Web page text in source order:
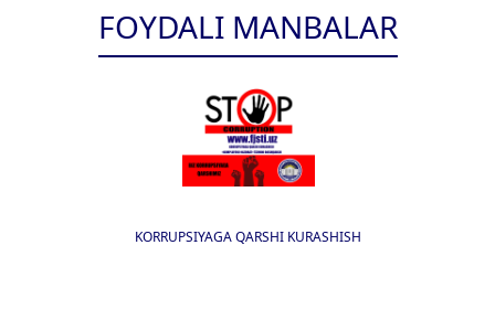
FOYDALI MANBALAR
KORRUPSIYAGA QARSHI KURASHISH